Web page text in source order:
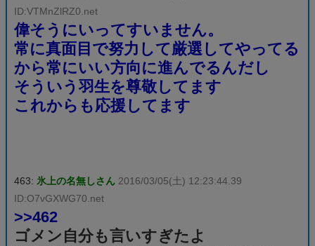
ID:VTMnZlRZ0.net
偉そうにいってすいません。
常に真面目で努力して厳選してやってる
から常にいい方向に進んでるんだし
そういう羽生を尊敬してます
これからも応援してます
463: 氷上の名無しさん 2016/03/05(土) 12:23:44.39
ID:O7vGXWG70.net
>>462
ゴメン自分も言いすぎたよ